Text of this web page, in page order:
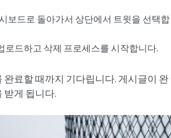
보드로 돌아가서 상단에서 트윗을 선택합
로드하고 삭제 프로세스를 시작합니다.
완료할 때까지 기다립니다. 게시글이 완
받게 됩니다.